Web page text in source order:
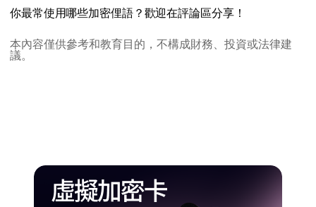
你最常使用哪些加密俚語？歡迎在評論區分享！
本內容僅供參考和教育目的，不構成財務、投資或法律建
議。